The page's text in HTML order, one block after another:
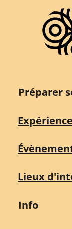
Préparer
Lieux
Info